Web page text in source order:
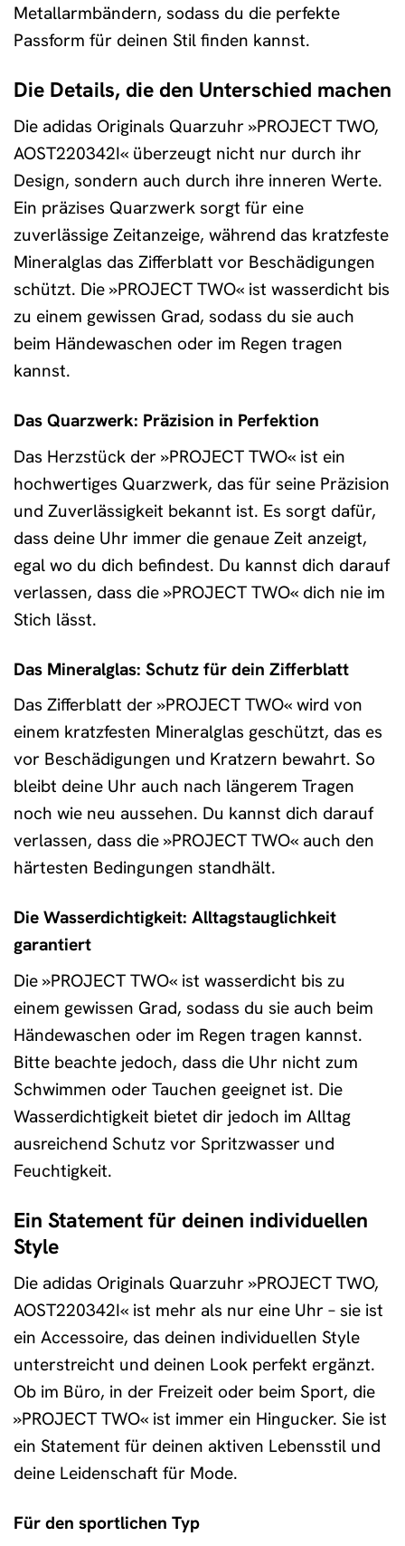
Metallarmbändern, sodass du die perfekte
Passform für deinen Stil finden kannst.
Die Details, die den Unterschied machen
Die adidas Originals Quarzuhr »PROJECT TWO,
AOST220342I« überzeugt nicht nur durch ihr
Design, sondern auch durch ihre inneren Werte.
Ein präzises Quarzwerk sorgt für eine
zuverlässige Zeitanzeige, während das kratzfeste
Mineralglas das Zifferblatt vor Beschädigungen
schützt. Die »PROJECT TWO« ist wasserdicht bis
zu einem gewissen Grad, sodass du sie auch
beim Händewaschen oder im Regen tragen
kannst.
Das Quarzwerk: Präzision in Perfektion
Das Herzstück der »PROJECT TWO« ist ein
hochwertiges Quarzwerk, das für seine Präzision
und Zuverlässigkeit bekannt ist. Es sorgt dafür,
dass deine Uhr immer die genaue Zeit anzeigt,
egal wo du dich befindest. Du kannst dich darauf
verlassen, dass die »PROJECT TWO« dich nie im
Stich lässt.
Das Mineralglas: Schutz für dein Zifferblatt
Das Zifferblatt der »PROJECT TWO« wird von
einem kratzfesten Mineralglas geschützt, das es
vor Beschädigungen und Kratzern bewahrt. So
bleibt deine Uhr auch nach längerem Tragen
noch wie neu aussehen. Du kannst dich darauf
verlassen, dass die »PROJECT TWO« auch den
härtesten Bedingungen standhält.
Die Wasserdichtigkeit: Alltagstauglichkeit
garantiert
Die »PROJECT TWO« ist wasserdicht bis zu
einem gewissen Grad, sodass du sie auch beim
Händewaschen oder im Regen tragen kannst.
Bitte beachte jedoch, dass die Uhr nicht zum
Schwimmen oder Tauchen geeignet ist. Die
Wasserdichtigkeit bietet dir jedoch im Alltag
ausreichend Schutz vor Spritzwasser und
Feuchtigkeit.
Ein Statement für deinen individuellen
Style
Die adidas Originals Quarzuhr »PROJECT TWO,
AOST220342I« ist mehr als nur eine Uhr – sie ist
ein Accessoire, das deinen individuellen Style
unterstreicht und deinen Look perfekt ergänzt.
Ob im Büro, in der Freizeit oder beim Sport, die
»PROJECT TWO« ist immer ein Hingucker. Sie ist
ein Statement für deinen aktiven Lebensstil und
deine Leidenschaft für Mode.
Für den sportlichen Typ